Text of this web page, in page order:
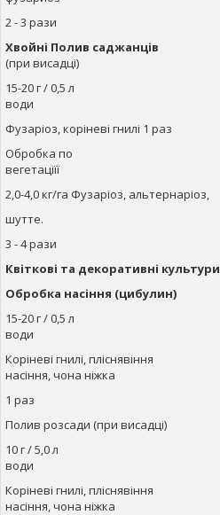
2 - 3 рази
Хвойні Полив саджанців
(при висадці)
15-20 г / 0,5 л
води
Фузаріоз, коріневі гнилі 1 раз
Обробка по
вегетаціїї
2,0-4,0 кг/га Фузаріоз, альтернаріоз,
шутте.
3 - 4 рази
Квіткові та декоративні культури
Обробка насіння (цибулин)
15-20 г / 0,5 л
води
Коріневі гнилі, пліснявіння
насіння, чона ніжка
1 раз
Полив розсади (при висадці)
10 г / 5,0 л
води
Коріневі гнилі, пліснявіння
насіння, чона ніжка